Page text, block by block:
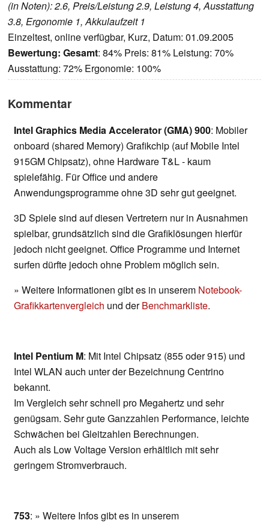
(in Noten): 2.6, Preis/Leistung 2.9, Leistung 4, Ausstattung
3.8, Ergonomie 1, Akkulaufzeit 1
Einzeltest, online verfügbar, Kurz, Datum: 01.09.2005
Bewertung: Gesamt: 84% Preis: 81% Leistung: 70%
Ausstattung: 72% Ergonomie: 100%
Kommentar
Intel Graphics Media Accelerator (GMA) 900: Mobiler
onboard (shared Memory) Grafikchip (auf Mobile Intel
915GM Chipsatz), ohne Hardware T&L - kaum
spielefähig. Für Office und andere
Anwendungsprogramme ohne 3D sehr gut geeignet.
3D Spiele sind auf diesen Vertretern nur in Ausnahmen
spielbar, grundsätzlich sind die Grafiklösungen hierfür
jedoch nicht geeignet. Office Programme und Internet
surfen dürfte jedoch ohne Problem möglich sein.
» Weitere Informationen gibt es in unserem Notebook-
Grafikkartenvergleich und derBenchmarkliste.
Intel Pentium M: Mit Intel Chipsatz (855 oder 915) und
Intel WLAN auch unter der Bezeichnung Centrino
bekannt.
Im Vergleich sehr schnell pro Megahertz und sehr
genügsam. Sehr gute Ganzzahlen Performance, leichte
Schwächen bei Gleitzahlen Berechnungen.
Auch als Low Voltage Version erhältlich mit sehr
geringem Stromverbrauch.
753: » Weitere Infos gibt es in unserem